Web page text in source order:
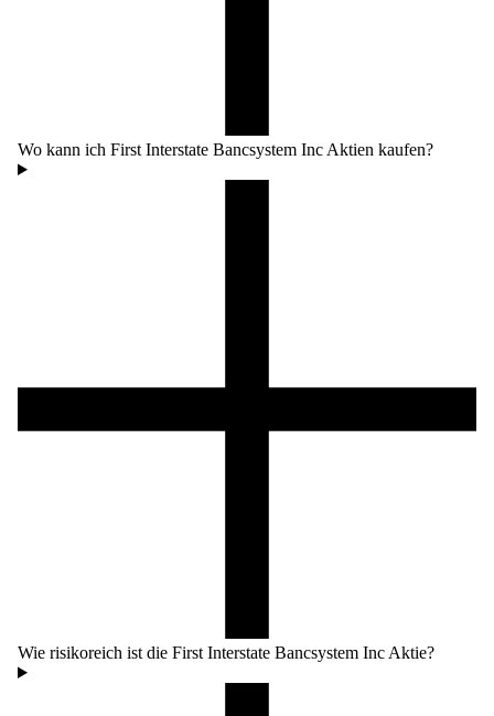
Wo kann ich First Interstate Bancsystem Inc Aktien kaufen?
Wie risikoreich ist die First Interstate Bancsystem Inc Aktie?